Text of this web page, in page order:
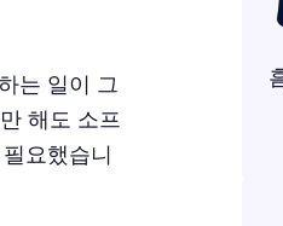
는 일이 그
해도 소프
요했습니